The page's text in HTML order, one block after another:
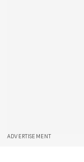
ADVERTISEMENT